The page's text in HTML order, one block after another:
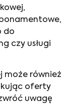
do
czy usługi
może również
oferty
uwagę